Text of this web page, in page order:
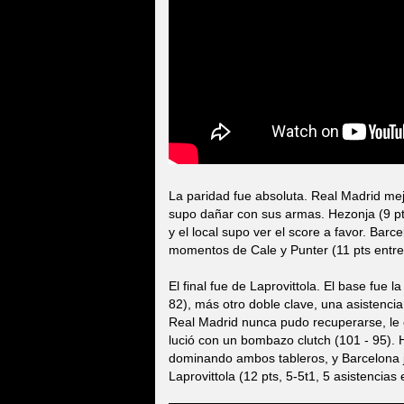
La paridad fue absoluta. Real Madrid
supo dañar con sus armas. Hezonja (9
y el local supo ver el score a favor.
momentos de Cale y Punter (11 pts
El final fue de Laprovittola. El base fue
82), más otro doble clave, una
Real Madrid nunca pudo recuperarse,
lució con un bombazo clutch (101 - 95).
dominando ambos tableros, y
Laprovittola (12 pts, 5-5t1, 5 asistencias